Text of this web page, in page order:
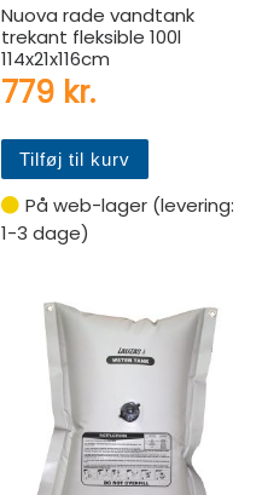
Nuova rade vandtank
trekant fleksible 100l
114x21x116cm
779 kr.
Tilføj til kurv
På web-lager (levering:
1-3 dage)